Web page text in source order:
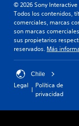
© 2026 Sony
Todos los contenidos,
comerciales, marcas
son marcas
sus propietarios
reservados. Más
Chile
Legal
Política de
privacidad